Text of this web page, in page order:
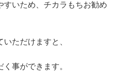
すいため、チカラもちお勧め
ただけますと、
事ができます。